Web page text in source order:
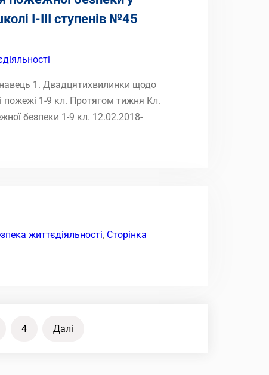
І-ІІІ ступенів №45
1. Двадцятихвилинки щодо
пожежі 1-9 кл. Протягом тижня Кл.
безпеки 1-9 кл. 12.02.2018-
життєдіяльності, Сторінка
4 Далі